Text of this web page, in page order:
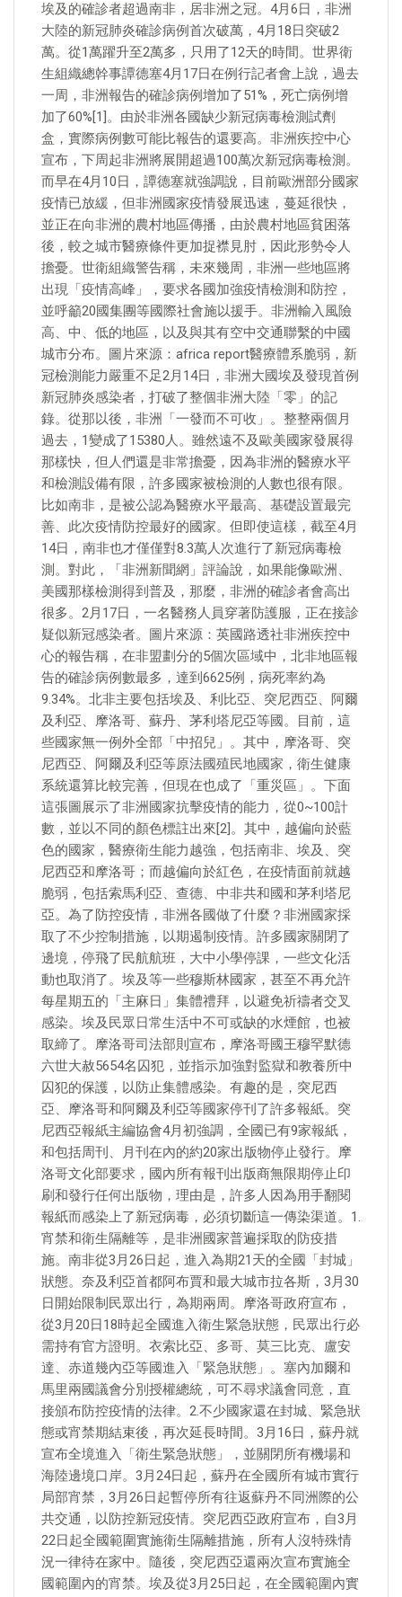
埃及的確診者超過南非，居非洲之冠。4月6日，非洲
大陸的新冠肺炎確診病例首次破萬，4月18日突破2
萬。從1萬躍升至2萬多，只用了12天的時間。世界衛
生組織總幹事譚德塞4月17日在例行記者會上說，過去
一周，非洲報告的確診病例增加了51%，死亡病例增
加了60%[1]。由於非洲各國缺少新冠病毒檢測試劑
盒，實際病例數可能比報告的還要高。非洲疾控中心
宣布，下周起非洲將展開超過100萬次新冠病毒檢測。
而早在4月10日，譚德塞就強調說，目前歐洲部分國家
疫情已放緩，但非洲國家疫情發展迅速，蔓延很快，
並正在向非洲的農村地區傳播，由於農村地區貧困落
後，較之城市醫療條件更加捉襟見肘，因此形勢令人
擔憂。世衛組織警告稱，未來幾周，非洲一些地區將
出現「疫情高峰」，要求各國加強疫情檢測和防控，
並呼籲20國集團等國際社會施以援手。非洲輸入風險
高、中、低的地區，以及與其有空中交通聯繫的中國
城市分布。圖片來源：africa report醫療體系脆弱，新
冠檢測能力嚴重不足2月14日，非洲大國埃及發現首例
新冠肺炎感染者，打破了整個非洲大陸「零」的記
錄。從那以後，非洲「一發而不可收」。整整兩個月
過去，1變成了15380人。雖然遠不及歐美國家發展得
那樣快，但人們還是非常擔憂，因為非洲的醫療水平
和檢測設備有限，許多國家被檢測的人數也很有限。
比如南非，是被公認為醫療水平最高、基礎設置最完
善、此次疫情防控最好的國家。但即使這樣，截至4月
14日，南非也才僅僅對8.3萬人次進行了新冠病毒檢
測。對此，「非洲新聞網」評論說，如果能像歐洲、
美國那樣檢測得到普及，那麼，非洲的確診者會高出
很多。2月17日，一名醫務人員穿著防護服，正在接診
疑似新冠感染者。圖片來源：英國路透社非洲疾控中
心的報告稱，在非盟劃分的5個次區域中，北非地區報
告的確診病例數最多，達到6625例，病死率約為
9.34%。北非主要包括埃及、利比亞、突尼西亞、阿爾
及利亞、摩洛哥、蘇丹、茅利塔尼亞等國。目前，這
些國家無一例外全部「中招兒」。其中，摩洛哥、突
尼西亞、阿爾及利亞等原法國殖民地國家，衛生健康
系統還算比較完善，但現在也成了「重災區」。下面
這張圖展示了非洲國家抗擊疫情的能力，從0~100計
數，並以不同的顏色標註出來[2]。其中，越偏向於藍
色的國家，醫療衛生能力越強，包括南非、埃及、突
尼西亞和摩洛哥；而越偏向於紅色，在疫情面前就越
脆弱，包括索馬利亞、查德、中非共和國和茅利塔尼
亞。為了防控疫情，非洲各國做了什麼？非洲國家採
取了不少控制措施，以期遏制疫情。許多國家關閉了
邊境，停飛了民航航班，大中小學停課，一些文化活
動也取消了。埃及等一些穆斯林國家，甚至不再允許
每星期五的「主麻日」集體禮拜，以避免祈禱者交叉
感染。埃及民眾日常生活中不可或缺的水煙館，也被
取締了。摩洛哥司法部則宣布，摩洛哥國王穆罕默德
六世大赦5654名囚犯，並指示加強對監獄和教養所中
囚犯的保護，以防止集體感染。有趣的是，突尼西
亞、摩洛哥和阿爾及利亞等國家停刊了許多報紙。突
尼西亞報紙主編協會4月初強調，全國已有9家報紙，
和包括周刊、月刊在內的約20家出版物停止發行。摩
洛哥文化部要求，國內所有報刊出版商無限期停止印
刷和發行任何出版物，理由是，許多人因為用手翻閱
報紙而感染上了新冠病毒，必須切斷這一傳染渠道。1.
宵禁和衛生隔離等，是非洲國家普遍採取的防疫措
施。南非從3月26日起，進入為期21天的全國「封城」
狀態。奈及利亞首都阿布賈和最大城市拉各斯，3月30
日開始限制民眾出行，為期兩周。摩洛哥政府宣布，
從3月20日18時起全國進入衛生緊急狀態，民眾出行必
需持有官方證明。衣索比亞、多哥、莫三比克、盧安
達、赤道幾內亞等國進入「緊急狀態」。塞內加爾和
馬里兩國議會分別授權總統，可不尋求議會同意，直
接頒布防控疫情的法律。2.不少國家還在封城、緊急狀
態或宵禁期結束後，再次延長時間。3月16日，蘇丹就
宣布全境進入「衛生緊急狀態」，並關閉所有機場和
海陸邊境口岸。3月24日起，蘇丹在全國所有城市實行
局部宵禁，3月26日起暫停所有往返蘇丹不同洲際的公
共交通，以防控新冠疫情。突尼西亞政府宣布，自3月
22日起全國範圍實施衛生隔離措施，所有人沒特殊情
況一律待在家中。隨後，突尼西亞還兩次宣布實施全
國範圍內的宵禁。埃及從3月25日起，在全國範圍內實